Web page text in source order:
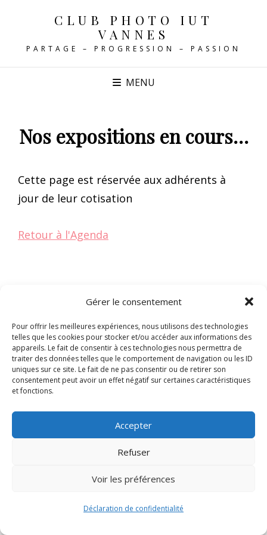
Gérer le consentement
Pour offrir les meilleures expériences, nous utilisons des technologies
telles que les cookies pour stocker et/ou accéder aux informations des
appareils. Le fait de consentir à ces technologies nous permettra de
traiter des données telles que le comportement de navigation ou les ID
uniques sur ce site. Le fait de ne pas consentir ou de retirer son
consentement peut avoir un effet négatif sur certaines caractéristiques
et fonctions.
Accepter
Refuser
Voir les préférences
Déclaration de confidentialité
CLUB PHOTO IUT
VANNES
PARTAGE – PROGRESSION – PASSION
MENU
Nos expositions en cours…
Cette page est réservée aux adhérents à
jour de leur cotisation
Retour à l'Agenda
Signify-Child By Club Photo IUT Vannes @2024